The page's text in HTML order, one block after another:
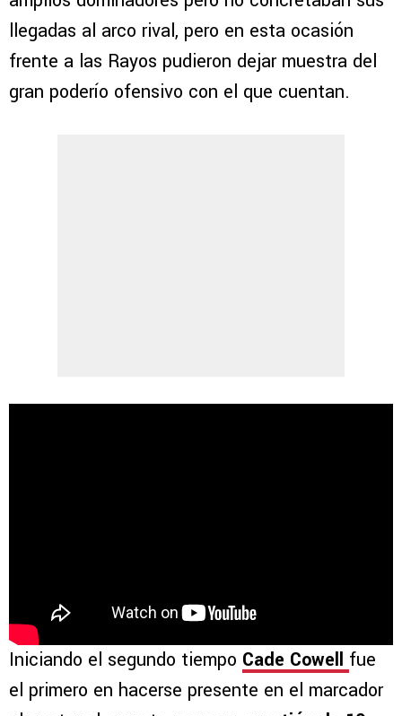
llegadas al arco rival, pero en esta ocasión
frente a las Rayos pudieron dejar muestra del
gran poderío ofensivo con el que cuentan.
Iniciando el segundo tiempo Cade Cowell fue
el primero en hacerse presente en el marcador